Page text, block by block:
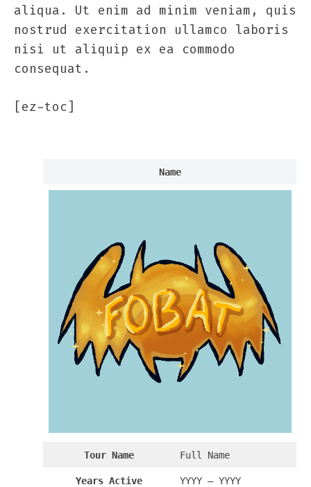
aliqua. Ut enim ad minim veniam, quis
nostrud exercitation ullamco laboris
nisi ut aliquip ex ea commodo
consequat.
[ez-toc]
Name
Tour Name Full Name
Years Active YYYY – YYYY